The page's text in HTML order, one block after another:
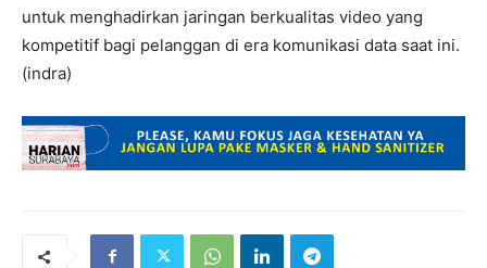
untuk menghadirkan jaringan berkualitas video yang
kompetitif bagi pelanggan di era komunikasi data saat ini.
(indra)